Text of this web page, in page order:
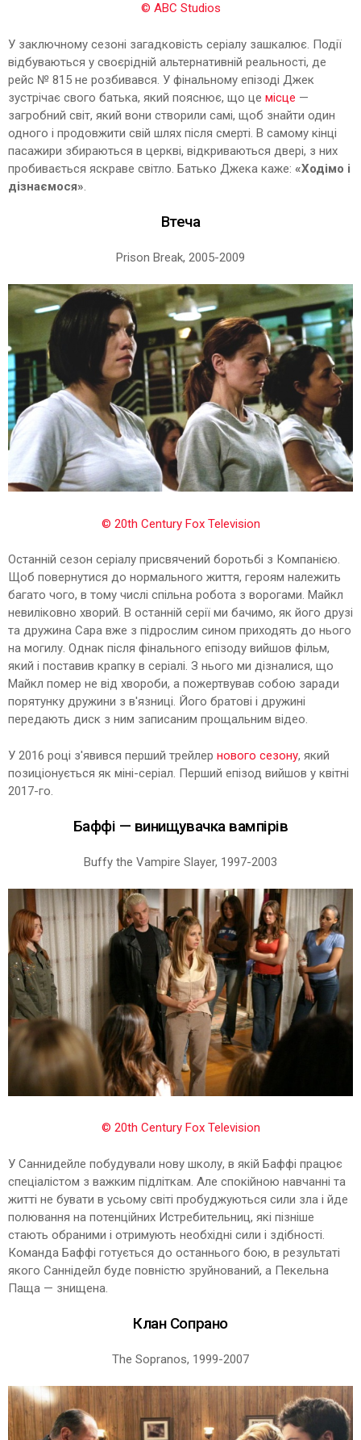
© ABC Studios
У заключному сезоні загадковість серіалу зашкалює. Події
відбуваються у своєрідній альтернативній реальності, де
рейс № 815 не розбивався. У фінальному епізоді Джек
зустрічає свого батька, який пояснює, що це місце —
загробний світ, який вони створили самі, щоб знайти один
одного і продовжити свій шлях після смерті. В самому кінці
пасажири збираються в церкві, відкриваються двері, з них
пробивається яскраве світло. Батько Джека каже: «Ходімо і
дізнаємося».
Втеча
Prison Break, 2005-2009
© 20th Century Fox Television
Останній сезон серіалу присвячений боротьбі з Компанією.
Щоб повернутися до нормального життя, героям належить
багато чого, в тому числі спільна робота з ворогами. Майкл
невиліковно хворий. В останній серії ми бачимо, як його друзі
та дружина Сара вже з підрослим сином приходять до нього
на могилу. Однак після фінального епізоду вийшов фільм,
який і поставив крапку в серіалі. З нього ми дізналися, що
Майкл помер не від хвороби, а пожертвував собою заради
порятунку дружини з в'язниці. Його братові і дружині
передають диск з ним записаним прощальним відео.
У 2016 році з'явився перший трейлер нового сезону, який
позиціонується як міні-серіал. Перший епізод вийшов у квітні
2017-го.
Баффі — винищувачка вампірів
Buffy the Vampire Slayer, 1997-2003
© 20th Century Fox Television
У Саннидейле побудували нову школу, в якій Баффі працює
спеціалістом з важким підліткам. Але спокійною навчанні та
житті не бувати в усьому світі пробуджуються сили зла і йде
полювання на потенційних Истребительниц, які пізніше
стають обраними і отримують необхідні сили і здібності.
Команда Баффі готується до останнього бою, в результаті
якого Саннідейл буде повністю зруйнований, а Пекельна
Паща — знищена.
Клан Сопрано
The Sopranos, 1999-2007